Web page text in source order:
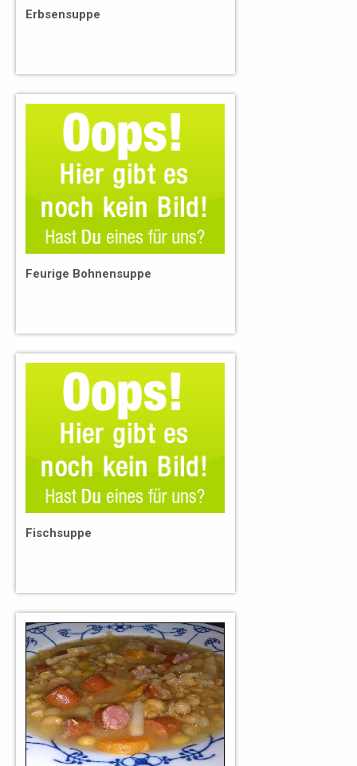
Erbsensuppe
Feurige Bohnensuppe
Fischsuppe